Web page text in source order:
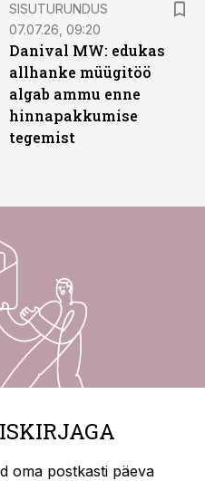
SISUTURUNDUS
07.07.26, 09:20
Danival MW: edukas
allhanke müügitöö
algab ammu enne
hinnapakkumise
tegemist
oma postkasti päeva